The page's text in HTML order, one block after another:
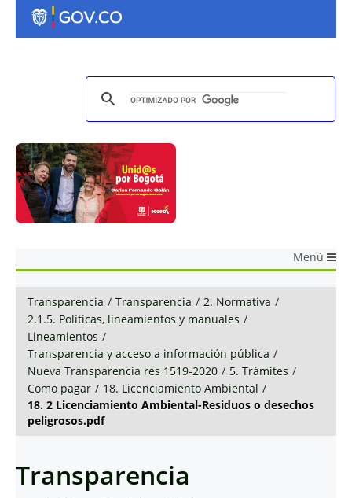
Menú
Transparencia / Transparencia / 2. Normativa /
2.1.5. Políticas, lineamientos y manuales /
Lineamientos /
Transparencia y acceso a información pública /
Nueva Transparencia res 1519-2020 / 5. Trámites /
Como pagar / 18. Licenciamiento Ambiental /
18. 2 Licenciamiento Ambiental-Residuos o desechos
peligrosos.pdf
Transparencia